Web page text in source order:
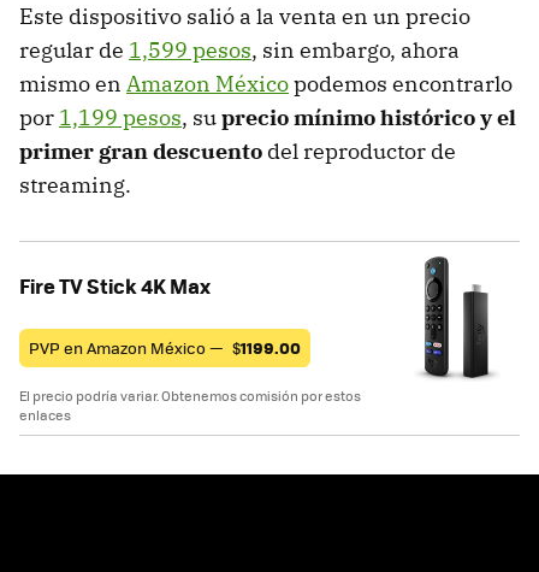
Este dispositivo salió a la venta en un precio
regular de 1,599 pesos, sin embargo, ahora
mismo en Amazon Méxicopodemos encontrarlo
por 1,199 pesos, suprecio mínimo histórico y el
primer gran descuento del reproductor de
streaming.
Fire TV Stick 4K Max
PVP en Amazon México — $1199.00
El precio podría variar. Obtenemos comisión por estos
enlaces